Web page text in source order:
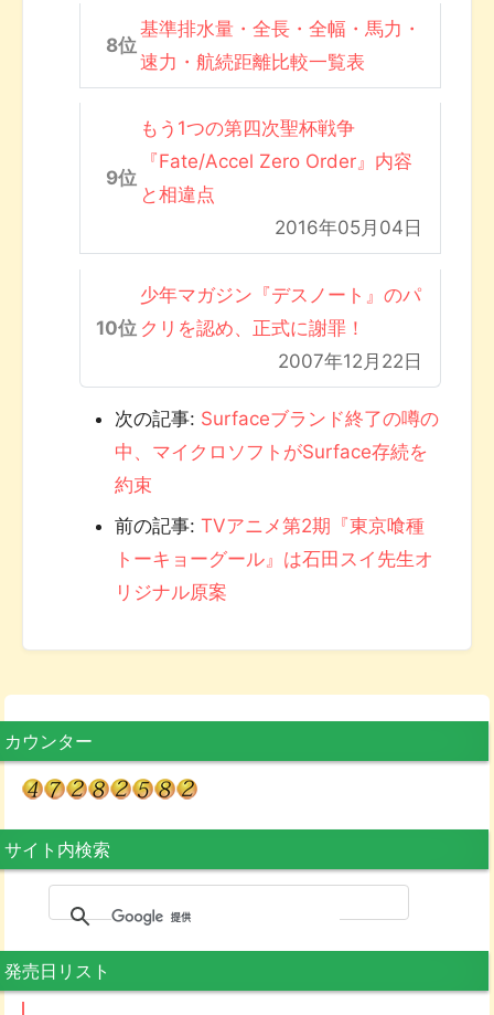
基準排水量・全長・全幅・馬力・
速力・航続距離比較一覧表
もう1つの第四次聖杯戦争
『Fate/Accel Zero Order』内容
と相違点
2016年05月04日
少年マガジン『デスノート』のパ
クリを認め、正式に謝罪！
2007年12月22日
次の記事: Surfaceブランド終了の噂の
中、マイクロソフトがSurface存続を
約束
前の記事: TVアニメ第2期『東京喰種
トーキョーグール』は石田スイ先生オ
リジナル原案
カウンター
サイト内検索
発売日リスト